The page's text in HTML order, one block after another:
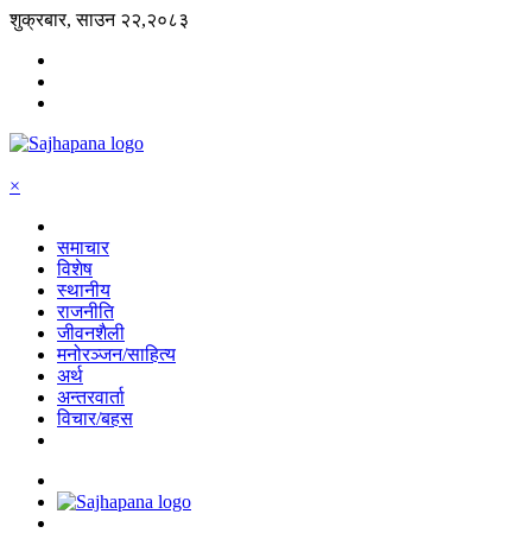
शुक्रबार, साउन २२,२०८३
×
समाचार
विशेष
स्थानीय
राजनीति
जीवनशैली
मनोरञ्जन/साहित्य
अर्थ
अन्तरवार्ता
विचार/बहस